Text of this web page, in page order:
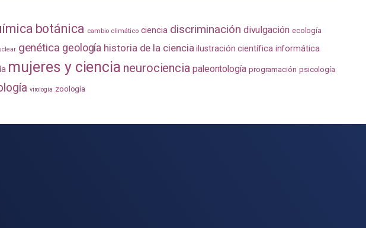
botánica cambio climático ciencia discriminación divulgación ecología
genética geología historia de la ciencia ilustración científica informática
mujeres y ciencia neurociencia paleontología programación psicología
virología zoología